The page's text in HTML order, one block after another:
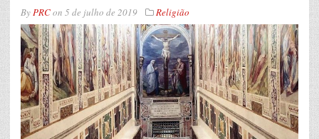
ByPRCon 5 de julho de 2019 Religião